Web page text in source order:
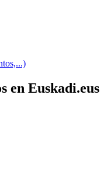
en Euskadi.eus